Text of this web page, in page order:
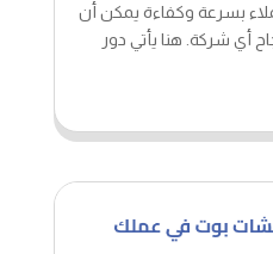
بسرعة وكفاءة يمكن أن
أي شركة. هنا يأتي دور